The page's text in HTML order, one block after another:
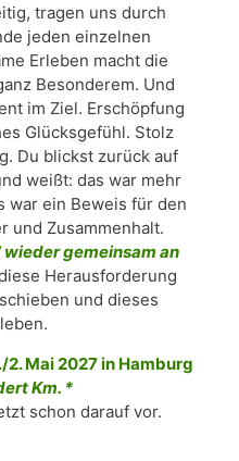
tragen uns durch
jeden einzelnen
Erleben macht die
Besonderem. Und
im Ziel. Erschöpfung
Glücksgefühl. Stolz
Du blickst zurück auf
weißt: das war mehr
war ein Beweis für den
und Zusammenhalt.
wieder gemeinsam an
Herausforderung
und dieses
2. Mai 2027 in Hamburg
Km. *
schon darauf vor.